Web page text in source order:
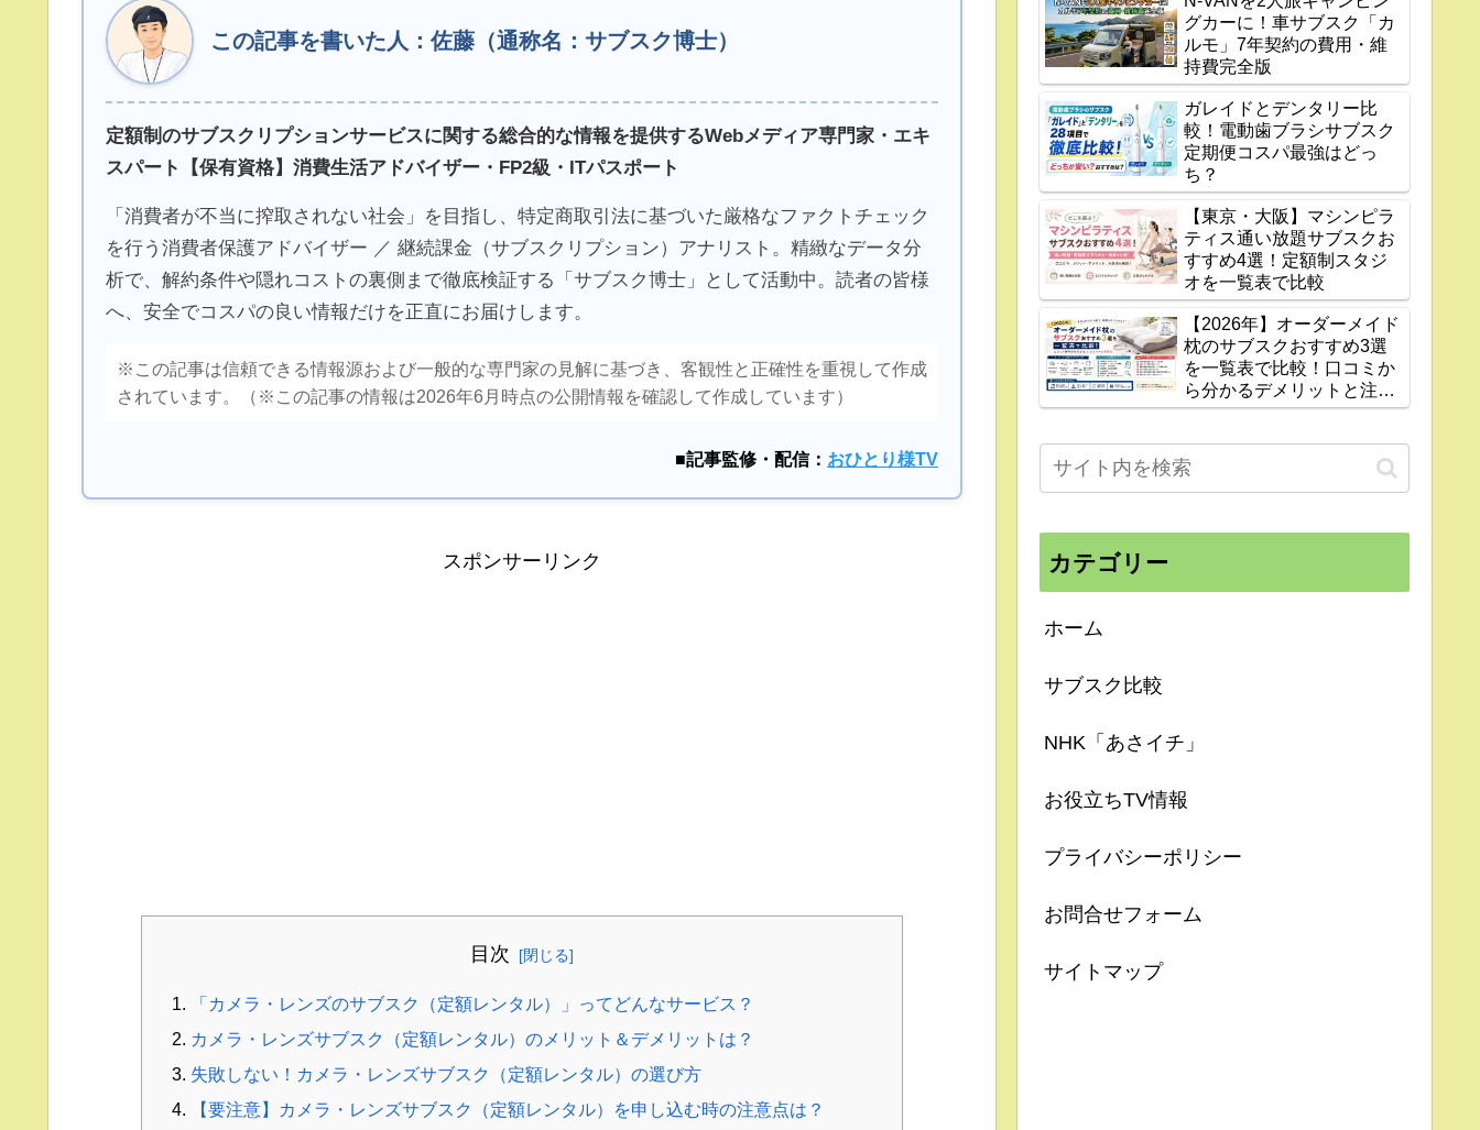
この記事を書いた人：佐藤（通称名：サブスク博士）
定額制のサブスクリプションサービスに関する総合的な情報を提供するWebメディア専門家・エキ
スパート【保有資格】消費生活アドバイザー・FP2級・ITパスポート
「消費者が不当に搾取されない社会」を目指し、特定商取引法に基づいた厳格なファクトチェック
を行う消費者保護アドバイザー ／ 継続課金（サブスクリプション）アナリスト。精緻なデータ分
析で、解約条件や隠れコストの裏側まで徹底検証する「サブスク博士」として活動中。読者の皆様
へ、安全でコスパの良い情報だけを正直にお届けします。
※この記事は信頼できる情報源および一般的な専門家の見解に基づき、客観性と正確性を重視して作成
されています。（※この記事の情報は2026年6月時点の公開情報を確認して作成しています）
■記事監修・配信： おひとり様TV
スポンサーリンク
目次
「カメラ・レンズのサブスク（定額レンタル）」ってどんなサービス？
カメラ・レンズサブスク（定額レンタル）のメリット＆デメリットは？
失敗しない！カメラ・レンズサブスク（定額レンタル）の選び方
【要注意】カメラ・レンズサブスク（定額レンタル）を申し込む時の注意点は？
グカーに！車サブスク「カ
ルモ」7年契約の費用・維
持費完全版
ガレイドとデンタリー比
較！電動歯ブラシサブスク
定期便コスパ最強はどっ
ち？
【東京・大阪】マシンピラ
ティス通い放題サブスクお
すすめ4選！定額制スタジ
オを一覧表で比較
【2026年】オーダーメイド
枕のサブスクおすすめ3選
を一覧表で比較！口コミか
ら分かるデメリットと注意
点
カテゴリー
ホーム
サブスク比較
NHK「あさイチ」
お役立ちTV情報
プライバシーポリシー
お問合せフォーム
サイトマップ